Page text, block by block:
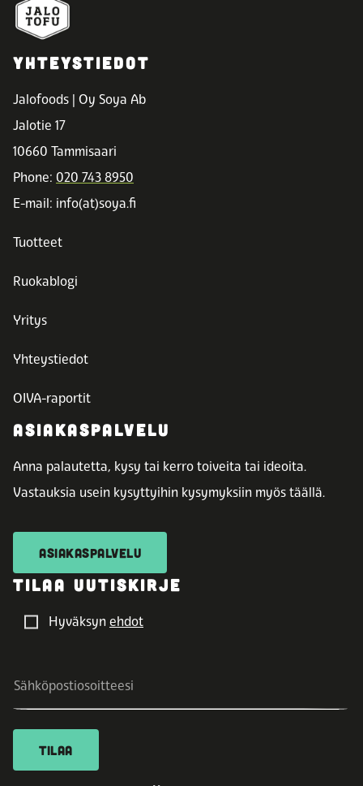
YHTEYSTIEDOT
Jalofoods | Oy Soya Ab
Jalotie 17
10660 Tammisaari
Phone: 020 743 8950
E-mail: info(at)soya.fi
Tuotteet
Ruokablogi
Yritys
Yhteystiedot
OIVA-raportit
ASIAKASPALVELU
Anna palautetta, kysy tai kerro toiveita tai ideoita.
Vastauksia usein kysyttyihin kysymyksiin myös täällä.
ASIAKASPALVELU
TILAA UUTISKIRJE
Hyväksyn ehdot
TILAA